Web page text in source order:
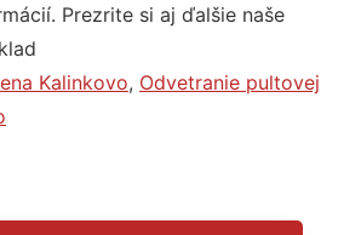
Prezrite si aj ďalšie naše
Kalinkovo, Odvetranie pultovej